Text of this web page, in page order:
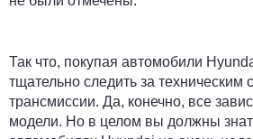
Так что, покупая автомобили
тщательно следить за техническим
трансмиссии. Да, конечно, все
модели. Но в целом вы должны